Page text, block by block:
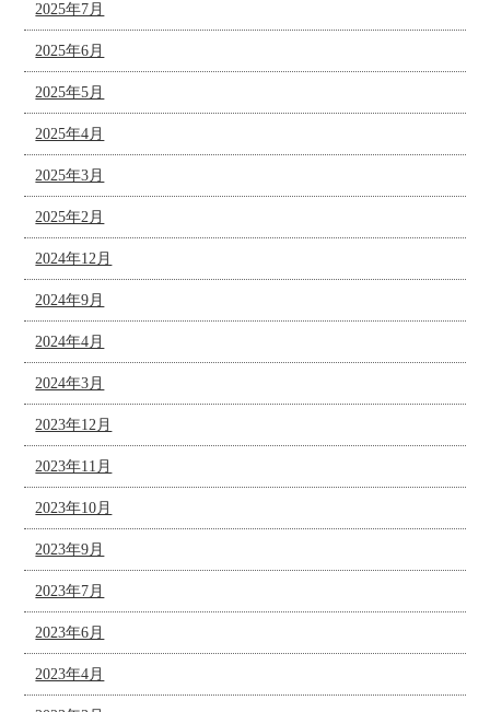
2025年7月
2025年6月
2025年5月
2025年4月
2025年3月
2025年2月
2024年12月
2024年9月
2024年4月
2024年3月
2023年12月
2023年11月
2023年10月
2023年9月
2023年7月
2023年6月
2023年4月